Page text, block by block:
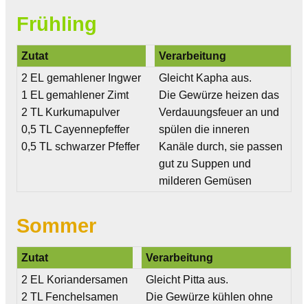
Frühling
Zutat
Verarbeitung
2 EL gemahlener Ingwer
1 EL gemahlener Zimt
2 TL Kurkumapulver
0,5 TL Cayennepfeffer
0,5 TL schwarzer Pfeffer
Gleicht Kapha aus.
Die Gewürze heizen das
Verdauungsfeuer an und
spülen die inneren
Kanäle durch, sie passen
gut zu Suppen und
milderen Gemüsen
Sommer
Zutat
Verarbeitung
2 EL Koriandersamen
2 TL Fenchelsamen
Gleicht Pitta aus.
Die Gewürze kühlen ohne